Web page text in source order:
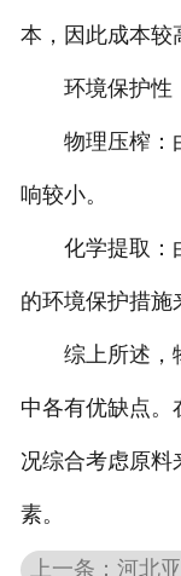
本，因此成本较
环境保护性
物理压榨：由
响较小。
化学提取：由
的环境保护措施
综上所述，物
中各有优缺点。
况综合考虑原料
素。